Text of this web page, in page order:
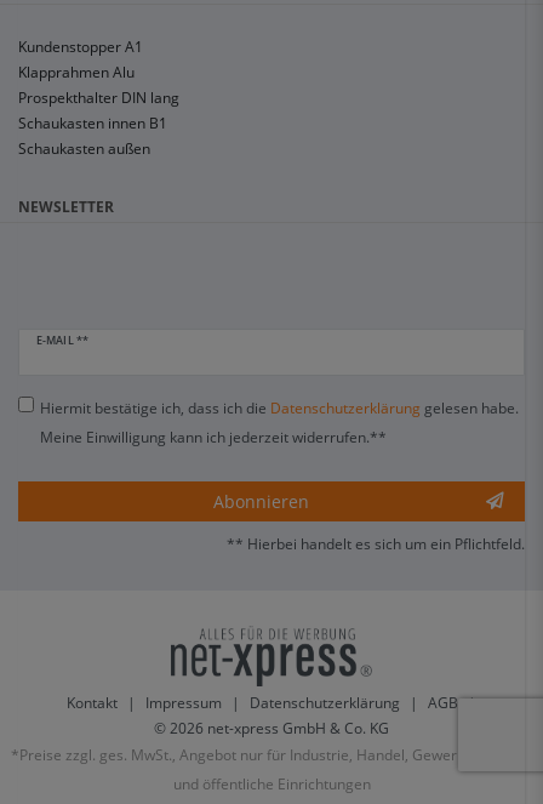
Kundenstopper A1
Klapprahmen Alu
Prospekthalter DIN lang
Schaukasten innen B1
Schaukasten außen
NEWSLETTER
E-MAIL **
Hiermit bestätige ich, dass ich die Daten­schutz­erklärung gelesen habe.
Meine Einwilligung kann ich jederzeit widerrufen.**
Abonnieren
** Hierbei handelt es sich um ein Pflichtfeld.
Kontakt | Impressum | Datenschutzerklärung | AGB |
© 2026 net-xpress GmbH & Co. KG
*Preise zzgl. ges. MwSt., Angebot nur für Industrie, Handel, Gewerbe, Vereine
und öffentliche Einrichtungen